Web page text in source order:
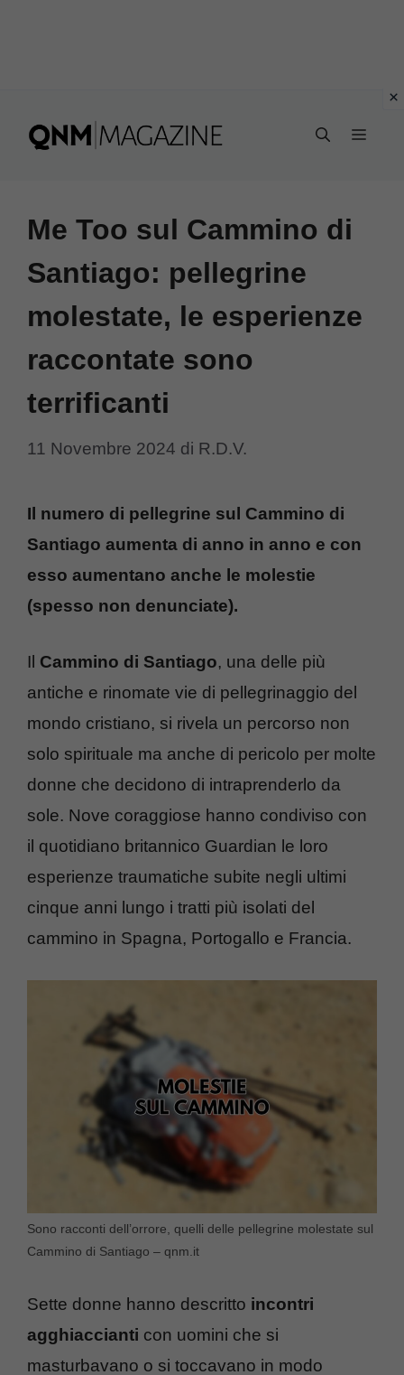
Me Too sul Cammino di
Santiago: pellegrine
molestate, le esperienze
raccontate sono
terrificanti
11 Novembre 2024 di R.D.V.
Il numero di pellegrine sul Cammino di
Santiago aumenta di anno in anno e con
esso aumentano anche le molestie
(spesso non denunciate).
Il Cammino di Santiago, una delle più
antiche e rinomate vie di pellegrinaggio del
mondo cristiano, si rivela un percorso non
solo spirituale ma anche di pericolo per molte
donne che decidono di intraprenderlo da
sole. Nove coraggiose hanno condiviso con
il quotidiano britannico Guardian le loro
esperienze traumatiche subite negli ultimi
cinque anni lungo i tratti più isolati del
cammino in Spagna, Portogallo e Francia.
Sono racconti dell’orrore, quelli delle pellegrine molestate sul
Cammino di Santiago – qnm.it
Sette donne hanno descritto incontri
agghiaccianti con uomini che si
masturbavano o si toccavano in modo